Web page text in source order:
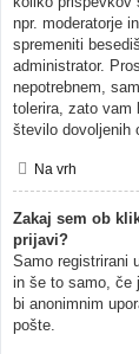
npr. moderatorje
spremeniti
administrator.
nepotrebnem,
tolerira, zato vam
število dovoljenih
Na vrh
Zakaj sem ob
prijavi?
Samo registrirani
in še to samo, če
bi anonimnim
pošte.